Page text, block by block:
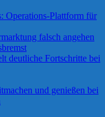
Operations-Plattform für
falsch angehen
deutliche Fortschritte bei
und genießen bei